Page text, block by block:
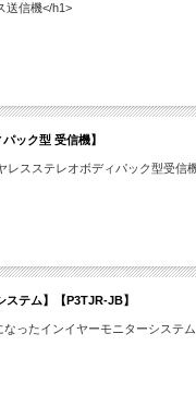
送信機</h1>
ック型 受信機】
レスステレオボディパック型受信
テム】【P3TJR-JB】
ったインイヤーモニターシステ